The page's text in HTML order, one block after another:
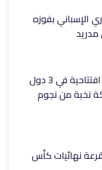
الإسباني بفوزه
مونديال 2026.. حفلات افتتاحية في 3 دول
نخبة من نجوم
نهائيات كأس